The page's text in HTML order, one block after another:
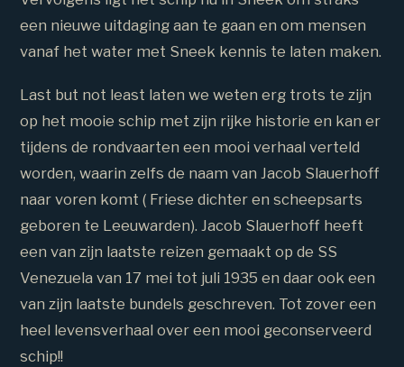
een nieuwe uitdaging aan te gaan en om mensen
vanaf het water met Sneek kennis te laten maken.
Last but not least laten we weten erg trots te zijn
op het mooie schip met zijn rijke historie en kan er
tijdens de rondvaarten een mooi verhaal verteld
worden, waarin zelfs de naam van Jacob Slauerhoff
naar voren komt ( Friese dichter en scheepsarts
geboren te Leeuwarden). Jacob Slauerhoff heeft
een van zijn laatste reizen gemaakt op de SS
Venezuela van 17 mei tot juli 1935 en daar ook een
van zijn laatste bundels geschreven. Tot zover een
heel levensverhaal over een mooi geconserveerd
schip!!